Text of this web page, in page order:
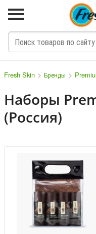
Fresh Skin > Бренды >
Наборы
(Россия)
M N O P